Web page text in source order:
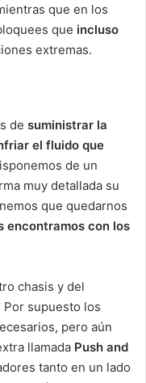
que en los
que incluso
extremas.
de suministrar la
el fluido que
de un
muy detallada su
que quedarnos
encontramos con los
chasis y del
Por supuesto los
pero aún
llamada Push and
tanto en un lado